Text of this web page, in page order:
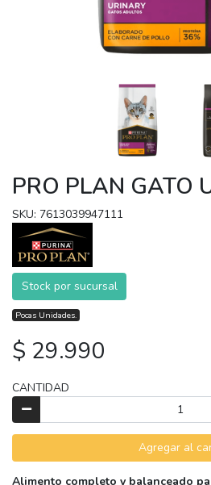
PRO PLAN GATO
SKU: 7613039947111
Stock por sucursal
Pocas Unidades.
$ 29.990
CANTIDAD
Agregar al
Alimento completo y balanceado